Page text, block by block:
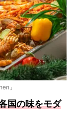
」
国の味をモダ